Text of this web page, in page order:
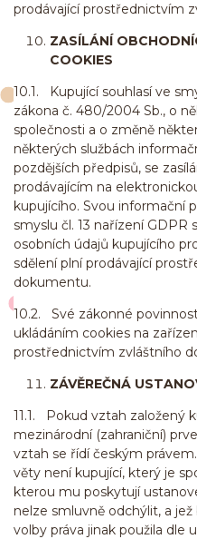
prodávající prostřednictvím
ZASÍLÁNÍ
COOKIES
10.1. Kupující souhlasí ve
zákona č. 480/2004 Sb., o
společnosti a o změně
některých službách
pozdějších předpisů, se
prodávajícím na
kupujícího. Svou informační
smyslu čl. 13 nařízení GDPR
osobních údajů kupujícího
sdělení plní prodávající
dokumentu.
10.2. Své zákonné
ukládáním cookies na
prostřednictvím zvláštního
ZÁVĚREČNÁ
11.1. Pokud vztah založený
mezinárodní (zahraniční)
vztah se řídí českým
věty není kupující, který je
kterou mu poskytují
nelze smluvně odchýlit, a
volby práva jinak použila dle